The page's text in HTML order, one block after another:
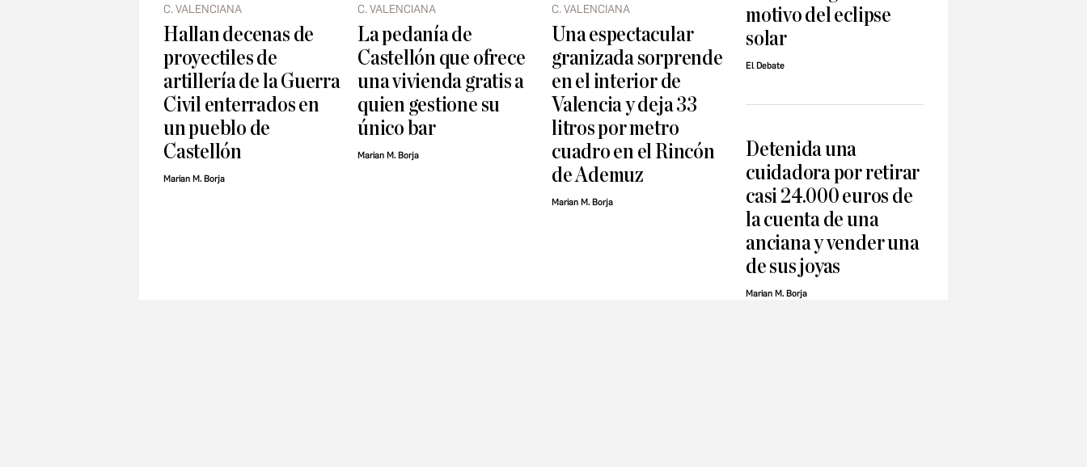
C. VALENCIANA
Hallan decenas de
proyectiles de
artillería de la Guerra
Civil enterrados en
un pueblo de
Castellón
Marian M. Borja
C. VALENCIANA
La pedanía de
Castellón que ofrece
una vivienda gratis a
quien gestione su
único bar
Marian M. Borja
C. VALENCIANA
Una espectacular
granizada sorprende
en el interior de
Valencia y deja 33
litros por metro
cuadro en el Rincón
de Ademuz
Marian M. Borja
motivo del eclipse
solar
El Debate
Detenida una
cuidadora por retirar
casi 24.000 euros de
la cuenta de una
anciana y vender una
de sus joyas
Marian M. Borja